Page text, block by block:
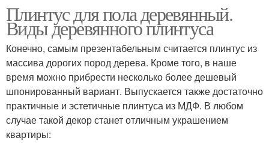
Плинтус для пола деревянный.
Виды деревянного плинтуса
Конечно, самым презентабельным считается плинтус из
массива дорогих пород дерева. Кроме того, в наше
время можно прибрести несколько более дешевый
шпонированный вариант. Выпускается также достаточно
практичные и эстетичные плинтуса из МДФ. В любом
случае такой декор станет отличным украшением
квартиры: